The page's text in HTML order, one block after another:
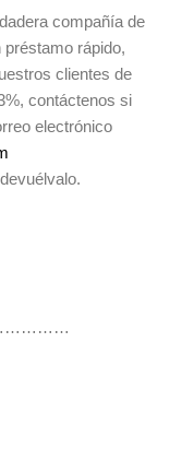
compañía de
préstamo rápido,
clientes de
contáctenos si
electrónico
………………